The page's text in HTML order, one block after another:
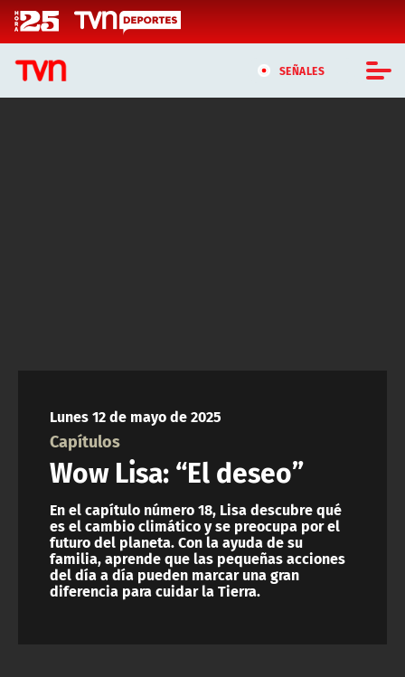
Click acá para ir directamente al contenido
SEÑALES
ACTUALIDAD Y TENDENCIAS
CANAL DE DENUNCIAS
ÁREA DE PROYECTOS
Lunes 12 de mayo de 2025
Capítulos
Wow Lisa: “El deseo”
En el capítulo número 18, Lisa descubre qué
es el cambio climático y se preocupa por el
futuro del planeta. Con la ayuda de su
familia, aprende que las pequeñas acciones
del día a día pueden marcar una gran
diferencia para cuidar la Tierra.